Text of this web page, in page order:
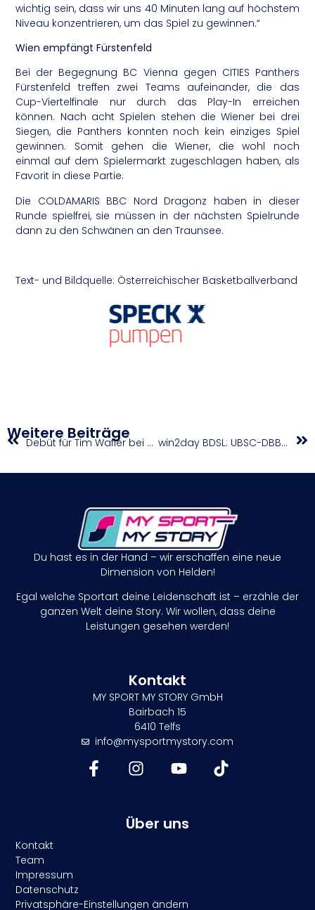
wichtig sein, dass wir uns 40 Minuten lang auf höchstem
Niveau konzentrieren, um das Spiel zu gewinnen.“
Wien empfängt Fürstenfeld
Bei der Begegnung BC Vienna gegen CITIES Panthers
Fürstenfeld treffen zwei Teams aufeinander, die das
Cup-Viertelfinale nur durch das Play-In erreichen
können. Nach acht Spielen stehen die Wiener bei drei
Siegen, die Panthers konnten noch kein einziges Spiel
gewinnen. Somit gehen die Wiener, die wohl noch
einmal auf dem Spielermarkt zugeschlagen haben, als
Favorit in diese Partie.
Die COLDAMARIS BBC Nord Dragonz haben in dieser
Runde spielfrei, sie müssen in der nächsten Spielrunde
dann zu den Schwänen an den Traunsee.
Text- und Bildquelle: Österreichischer Basketballverband
Weitere Beiträge Debüt für Tim Wafler bei der UCI Track Champions League win2day BDSL: UBSC-DBBC Graz und Basket Flames fordern Top-Duo
Du hast es in der Hand – wir erschaffen eine neue
Dimension von Helden!
Egal welche Sportart deine Leidenschaft ist – erzähle der
ganzen Welt deine Story. Wir wollen, dass deine
Leistungen gesehen werden!
Kontakt
MY SPORT MY STORY GmbH
Bairbach 15
6410 Telfs
info@mysportmystory.com
Über uns
Kontakt
Team
Impressum
Datenschutz
Privatsphäre-Einstellungen ändern